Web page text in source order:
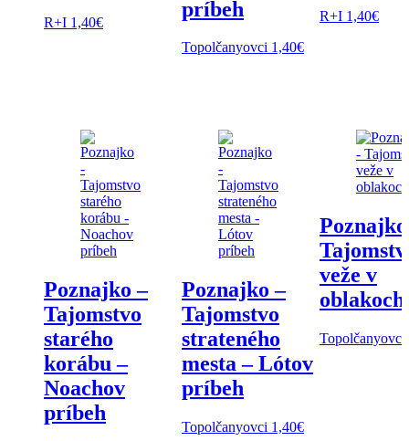
R+I 1,40€
príbeh
Topolčanyovci 1,40€
R+I 1,40€
Poznajko –
Tajomstvo
starého
korábu –
Noachov
príbeh
Poznajko –
Tajomstvo
strateného
mesta – Lótov
príbeh
Topolčanyovci 1,40€
veže v
oblakoch
Topolčanyovci